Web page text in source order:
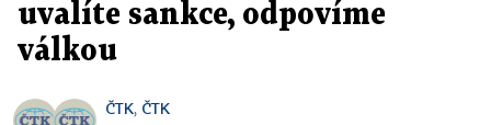
uvalíte sankce, odpovíme
válkou
ČTK, ČTK